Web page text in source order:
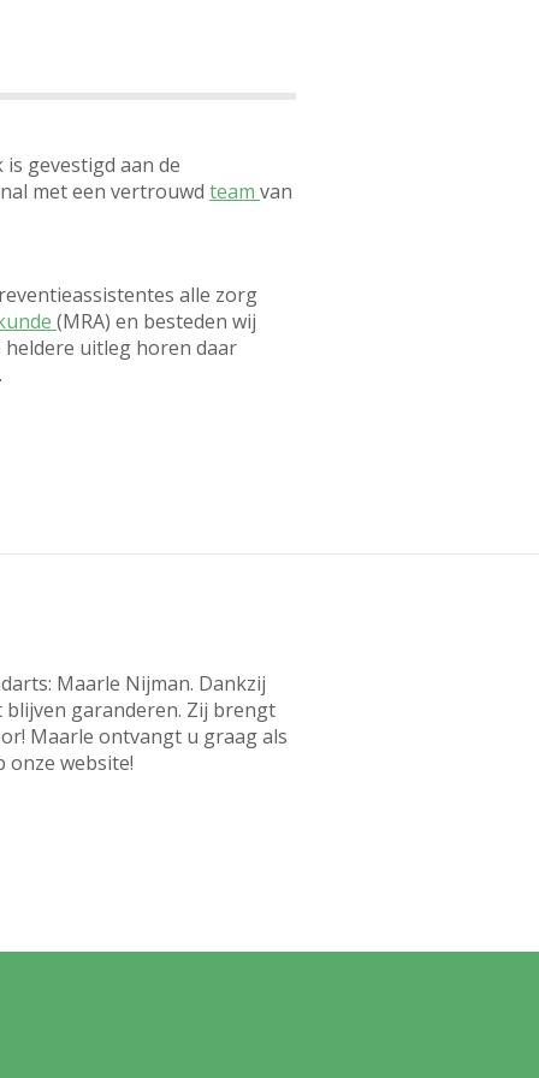
gevestigd aan de
met een vertrouwd team van
alle zorg
(MRA) en besteden wij
heldere uitleg horen daar
Maarle Nijman. Dankzij
garanderen. Zij brengt
Maarle ontvangt u graag als
onze website!